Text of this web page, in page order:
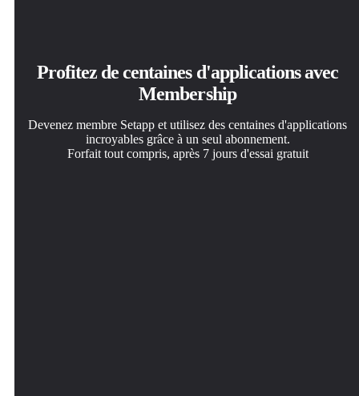
Profitez de centaines d'applications avec
Membership
Devenez membre Setapp et utilisez des centaines d'applications
incroyables grâce à un seul abonnement.
Forfait tout compris, après 7 jours d'essai gratuit